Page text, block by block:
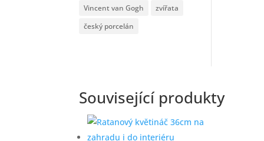
Vincent van Gogh
zvířata
český porcelán
Související produkty